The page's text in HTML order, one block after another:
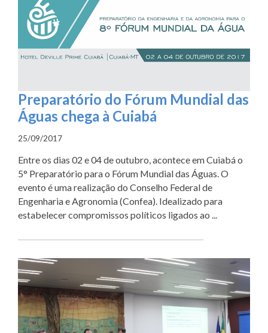
Preparatório do Fórum Mundial das
Águas chega à Cuiabá
25/09/2017
Entre os dias 02 e 04 de outubro, acontece em Cuiabá o
5° Preparatório para o Fórum Mundial das Águas. O
evento é uma realização do Conselho Federal de
Engenharia e Agronomia (Confea). Idealizado para
estabelecer compromissos políticos ligados ao ...